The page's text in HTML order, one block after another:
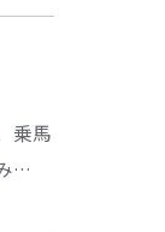
乗馬
…